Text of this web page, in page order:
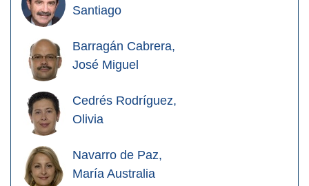
Santiago
Barragán Cabrera,
José Miguel
Cedrés Rodríguez,
Olivia
Navarro de Paz,
María Australia